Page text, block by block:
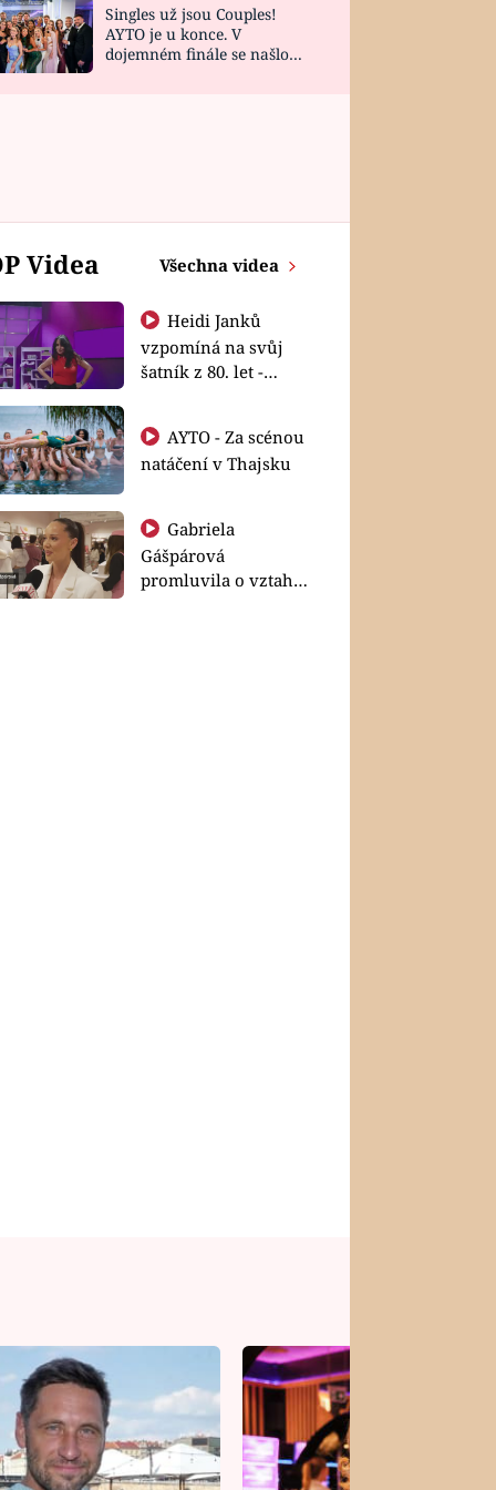
Singles už jsou Couples!
AYTO je u konce. V
dojemném finále se našlo
Videa Všechna videa
Heidi Janků
vzpomíná na svůj
šatník z 80. let -
natáčení v Thajsku
Gabriela
Gášpárová
promluvila o vztahu